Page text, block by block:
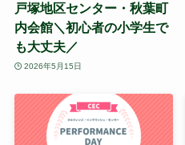
戸塚地区センター・秋葉町
内会館＼初心者の小学生で
も大丈夫／
2026年5月15日